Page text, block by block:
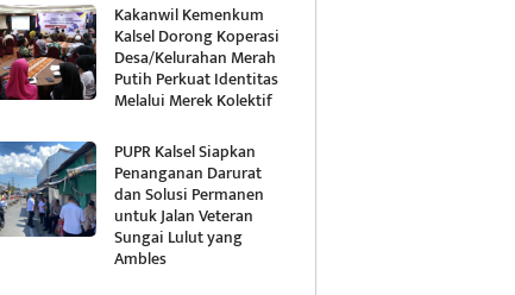
Kakanwil Kemenkum
Kalsel Dorong Koperasi
Desa/Kelurahan Merah
Putih Perkuat Identitas
Melalui Merek Kolektif
PUPR Kalsel Siapkan
Penanganan Darurat
dan Solusi Permanen
untuk Jalan Veteran
Sungai Lulut yang
Ambles